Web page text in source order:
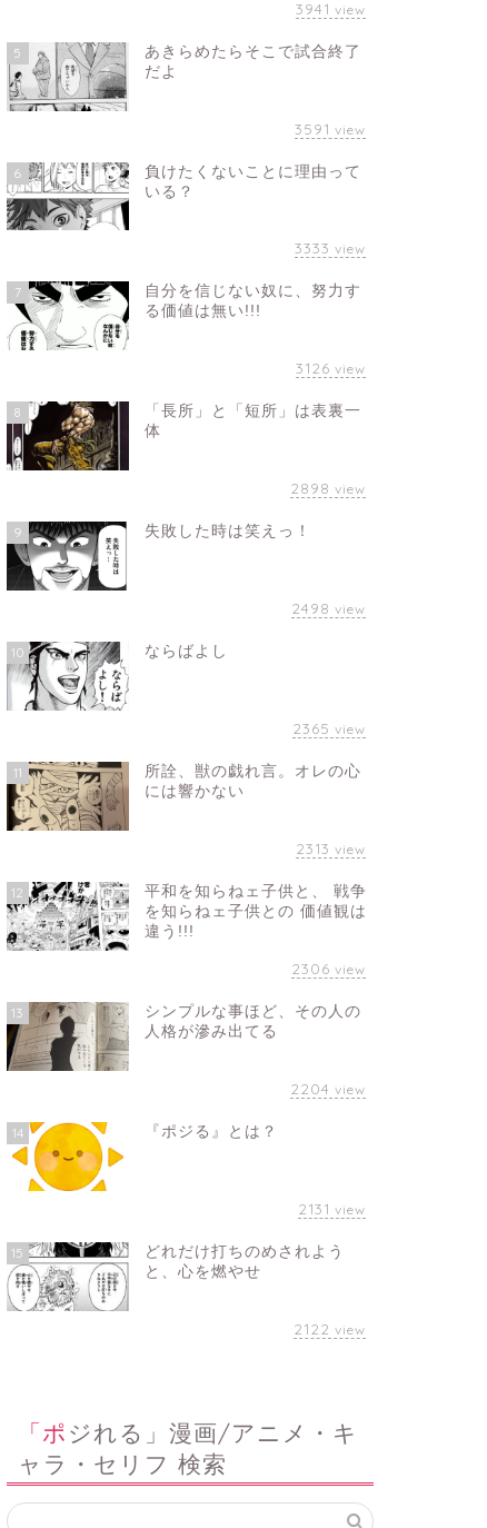
3941 view
5
あきらめたらそこで試合終了
だよ
3591 view
6
負けたくないことに理由って
いる？
3333 view
7
自分を信じない奴に、努力す
る価値は無い!!!
3126 view
8
「長所」と「短所」は表裏一
体
2898 view
9 失敗した時は笑えっ！
2498 view
10 ならばよし
2365 view
11
所詮、獣の戯れ言。オレの心
には響かない
2313 view
12
平和を知らねェ子供と、 戦争
を知らねェ子供との 価値観は
違う!!!
2306 view
13
シンプルな事ほど、その人の
人格が滲み出てる
2204 view
14 『ポジる』とは？
2131 view
15
どれだけ打ちのめされよう
と、心を燃やせ
2122 view
「ポジれる」漫画/アニメ・キ
ャラ・セリフ 検索